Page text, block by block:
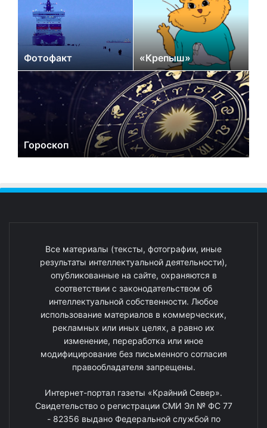
Фотофакт «Крепыш»
Гороскоп
Все материалы (тексты, фотографии, иные
результаты интеллектуальной деятельности),
опубликованные на сайте, охраняются в
соответствии с законодательством об
интеллектуальной собственности. Любое
использование материалов в коммерческих,
рекламных или иных целях, а равно их
изменение, переработка или иное
модифицирование без письменного согласия
правообладателя запрещены.
Интернет-портал газеты «Крайний Север».
Свидетельство о регистрации СМИ Эл № ФС 77
- 82356 выдано Федеральной службой по